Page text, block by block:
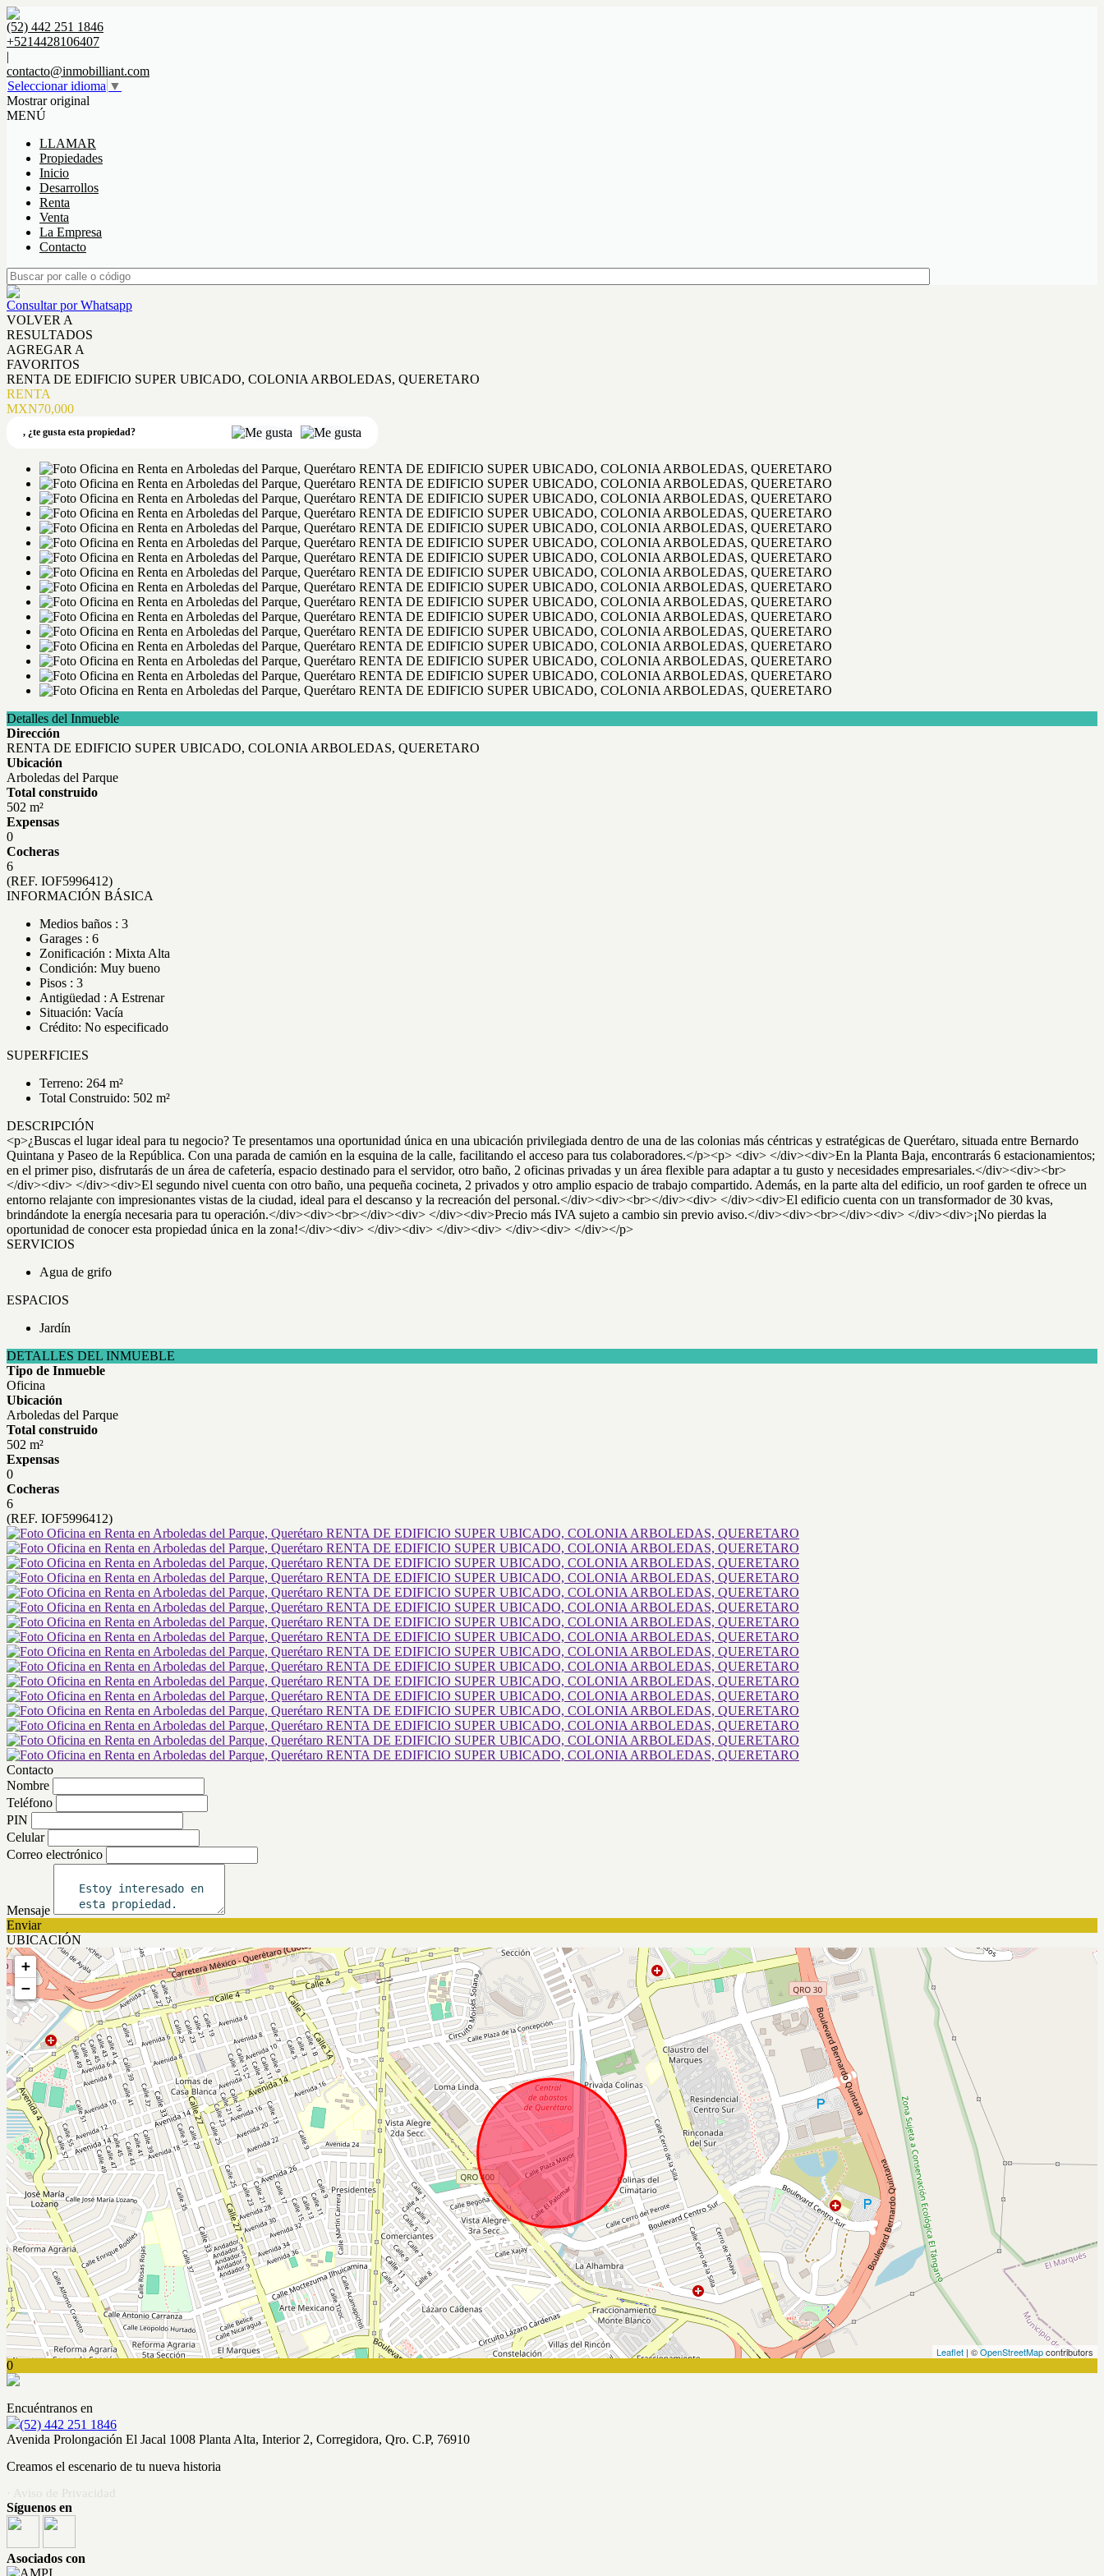
(52) 442 251 1846
+5214428106407
|
contacto@inmobilliant.com
Seleccionar idioma ▼
Mostrar original
MENÚ
LLAMAR
Propiedades
Inicio
Desarrollos
Renta
Venta
La Empresa
Contacto
Consultar por Whatsapp
VOLVER A
RESULTADOS
AGREGAR A
FAVORITOS
RENTA DE EDIFICIO SUPER UBICADO, COLONIA ARBOLEDAS, QUERETARO
RENTA
MXN70,000
, ¿te gusta esta propiedad?
Detalles del Inmueble
Dirección
RENTA DE EDIFICIO SUPER UBICADO, COLONIA ARBOLEDAS, QUERETARO
Ubicación
Arboledas del Parque
Total construido
502 m²
Expensas
0
Cocheras
6
(REF. IOF5996412)
INFORMACIÓN BÁSICA
Medios baños : 3
Garages : 6
Zonificación : Mixta Alta
Condición: Muy bueno
Pisos : 3
Antigüedad : A Estrenar
Situación: Vacía
Crédito: No especificado
SUPERFICIES
Terreno: 264 m²
Total Construido: 502 m²
DESCRIPCIÓN
<p>¿Buscas el lugar ideal para tu negocio? Te presentamos una oportunidad única en una ubicación privilegiada dentro de una de las colonias más céntricas y estratégicas de Querétaro, situada entre Bernardo
Quintana y Paseo de la República. Con una parada de camión en la esquina de la calle, facilitando el acceso para tus colaboradores.</p><p> <div> </div><div>En la Planta Baja, encontrarás 6 estacionamientos;
en el primer piso, disfrutarás de un área de cafetería, espacio destinado para el servidor, otro baño, 2 oficinas privadas y un área flexible para adaptar a tu gusto y necesidades empresariales.</div><div><br>
</div><div> </div><div>El segundo nivel cuenta con otro baño, una pequeña cocineta, 2 privados y otro amplio espacio de trabajo compartido. Además, en la parte alta del edificio, un roof garden te ofrece un
entorno relajante con impresionantes vistas de la ciudad, ideal para el descanso y la recreación del personal.</div><div><br></div><div> </div><div>El edificio cuenta con un transformador de 30 kvas,
brindándote la energía necesaria para tu operación.</div><div><br></div><div> </div><div>Precio más IVA sujeto a cambio sin previo aviso.</div><div><br></div><div> </div><div>¡No pierdas la
oportunidad de conocer esta propiedad única en la zona!</div><div> </div><div> </div><div> </div><div> </div></p>
SERVICIOS
Agua de grifo
ESPACIOS
Jardín
DETALLES DEL INMUEBLE
Tipo de Inmueble
Oficina
Ubicación
Arboledas del Parque
Total construido
502 m²
Expensas
0
Cocheras
6
(REF. IOF5996412)
Contacto
Nombre
Teléfono
PIN
Celular
Correo electrónico
Mensaje
Enviar
UBICACIÓN
+
−
Leaflet | ©OpenStreetMapcontributors
0
Encuéntranos en
(52) 442 251 1846
Avenida Prolongación El Jacal 1008 Planta Alta, Interior 2, Corregidora, Qro. C.P, 76910
Creamos el escenario de tu nueva historia
Síguenos en
Asociados con